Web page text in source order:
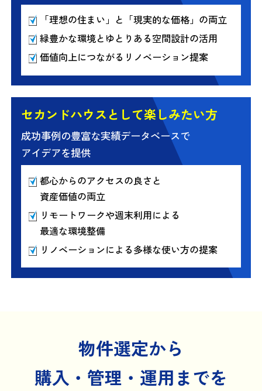
「理想の住まい」と「現実的な価格」の両立
緑豊かな環境とゆとりある空間設計の活用
価値向上につながるリノベーション提案
セカンドハウスとして楽しみたい方
成功事例の豊富な実績データベースで
アイデアを提供
都心からのアクセスの良さと
資産価値の両立
リモートワークや週末利用による
最適な環境整備
リノベーションによる多様な使い方の提案
物件選定から
購入・管理・運用までを